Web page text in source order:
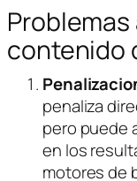
contenido
penaliza
pero puede
en los
motores de